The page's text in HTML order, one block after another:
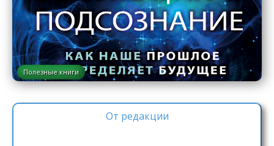
Полезные книги
От редакции